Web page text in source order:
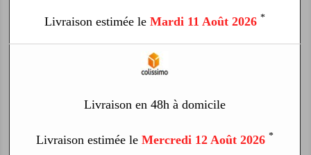
Livraison estimée le Mardi 11 Août 2026 *
Livraison en 48h à domicile
Livraison estimée le Mercredi 12 Août 2026 *